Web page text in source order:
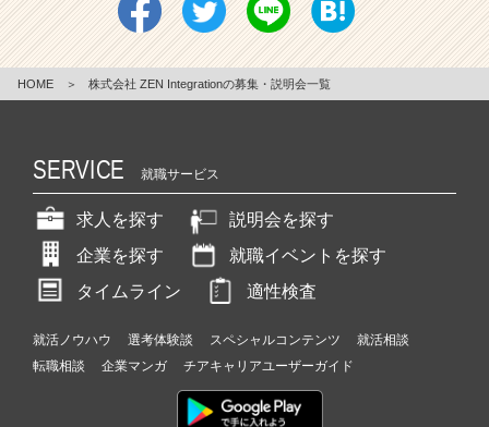
HOME ＞ 株式会社 ZEN Integrationの募集・説明会一覧
SERVICE 就職サービス
求人を探す
説明会を探す
企業を探す
就職イベントを探す
タイムライン
適性検査
就活ノウハウ 選考体験談 スペシャルコンテンツ
就活相談
転職相談
企業マンガ チアキャリアユーザーガイド